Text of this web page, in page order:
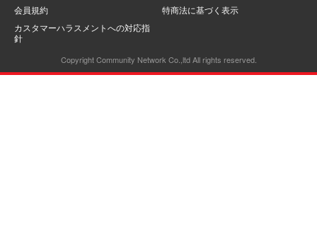
会員規約
特商法に基づく表示
カスタマーハラスメントへの対応指
針
Copyright Community Network Co.,ltd All rights reserved.